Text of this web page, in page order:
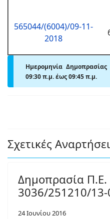
565044/(6004)/09-11-
2018
Ημερομηνία
09:30 π.μ.έως 09:45π.μ.
Σχετικές
Δημοπρασία Π.Ε.
3036/251210/
24 Ιουνίου 2016